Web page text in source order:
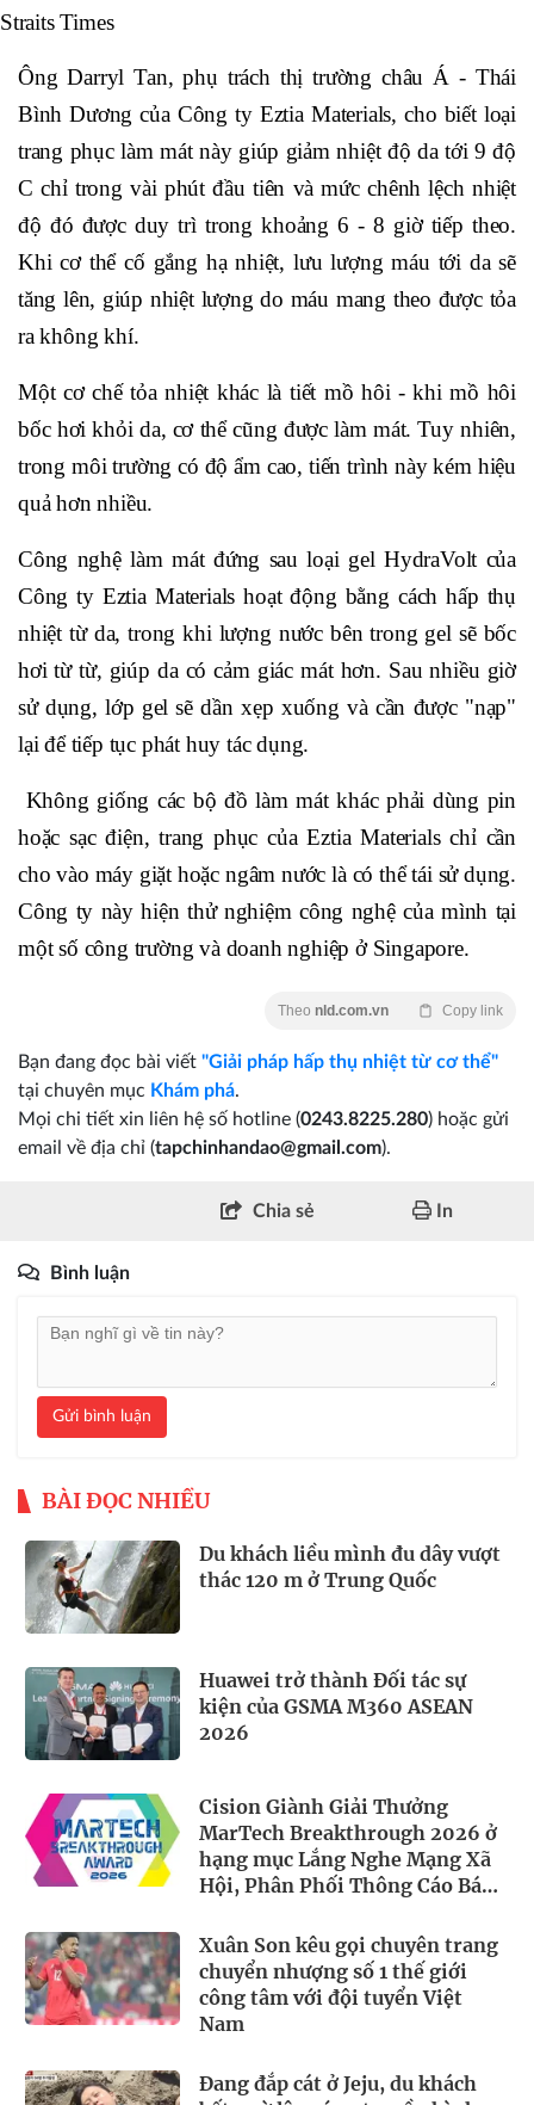
Straits Times
Ông Darryl Tan, phụ trách thị trường châu Á - Thái
Bình Dương của Công ty Eztia Materials, cho biết loại
trang phục làm mát này giúp giảm nhiệt độ da tới 9 độ
C chỉ trong vài phút đầu tiên và mức chênh lệch nhiệt
độ đó được duy trì trong khoảng 6 - 8 giờ tiếp theo.
Khi cơ thể cố gắng hạ nhiệt, lưu lượng máu tới da sẽ
tăng lên, giúp nhiệt lượng do máu mang theo được tỏa
ra không khí.
Một cơ chế tỏa nhiệt khác là tiết mồ hôi - khi mồ hôi
bốc hơi khỏi da, cơ thể cũng được làm mát. Tuy nhiên,
trong môi trường có độ ẩm cao, tiến trình này kém hiệu
quả hơn nhiều.
Công nghệ làm mát đứng sau loại gel HydraVolt của
Công ty Eztia Materials hoạt động bằng cách hấp thụ
nhiệt từ da, trong khi lượng nước bên trong gel sẽ bốc
hơi từ từ, giúp da có cảm giác mát hơn. Sau nhiều giờ
sử dụng, lớp gel sẽ dần xẹp xuống và cần được "nạp"
lại để tiếp tục phát huy tác dụng.
Không giống các bộ đồ làm mát khác phải dùng pin
hoặc sạc điện, trang phục của Eztia Materials chỉ cần
cho vào máy giặt hoặc ngâm nước là có thể tái sử dụng.
Công ty này hiện thử nghiệm công nghệ của mình tại
một số công trường và doanh nghiệp ở Singapore.
Theo nld.com.vn Copy link
Bạn đang đọc bài viết "Giải pháp hấp thụ nhiệt từ cơ thể"
tại chuyên mục Khám phá.
Mọi chi tiết xin liên hệ số hotline (0243.8225.280) hoặc gửi
email về địa chỉ (tapchinhandao@gmail.com).
Chia sẻ In
Bình luận
Gửi bình luận
BÀI ĐỌC NHIỀU
Du khách liều mình đu dây vượt
thác 120 m ở Trung Quốc
Huawei trở thành Đối tác sự
kiện của GSMA M360 ASEAN
2026
Cision Giành Giải Thưởng
MarTech Breakthrough 2026 ở
hạng mục Lắng Nghe Mạng Xã
Hội, Phân Phối Thông Cáo Báo
Lời (AEO)
Xuân Son kêu gọi chuyên trang
chuyển nhượng số 1 thế giới
công tâm với đội tuyển Việt
Nam
Đang đắp cát ở Jeju, du khách